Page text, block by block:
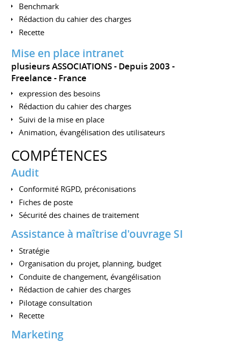
Benchmark
Rédaction du cahier des charges
Recette
Mise en place intranet
plusieurs ASSOCIATIONS
Depuis 2003
Freelance
France
expression des besoins
Rédaction du cahier des charges
Suivi de la mise en place
Animation, évangélisation des utilisateurs
COMPÉTENCES
Audit
Conformité RGPD, préconisations
Fiches de poste
Sécurité des chaines de traitement
Assistance à maîtrise d'ouvrage SI
Stratégie
Organisation du projet, planning, budget
Conduite de changement, évangélisation
Rédaction de cahier des charges
Pilotage consultation
Recette
Marketing